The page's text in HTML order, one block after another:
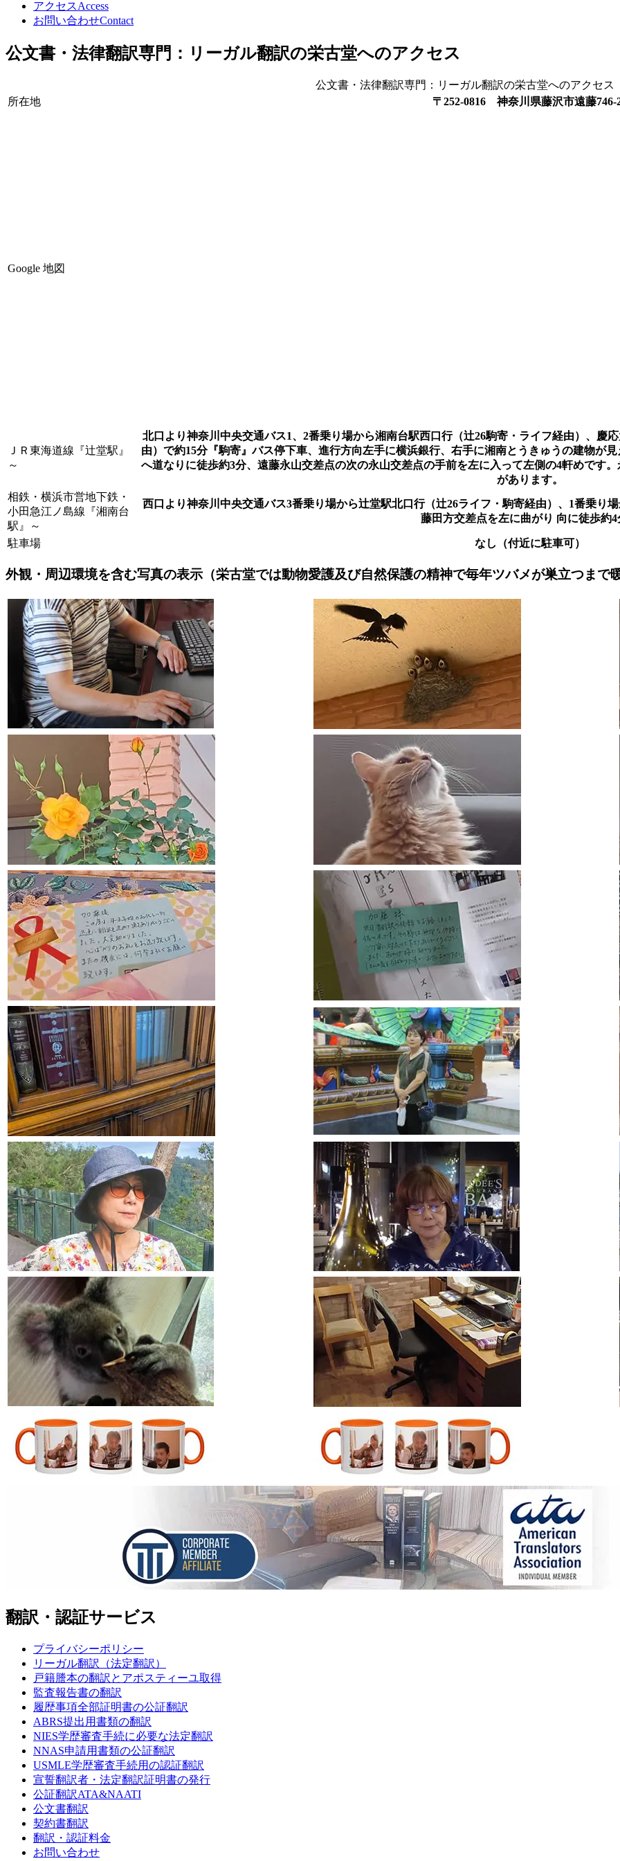
アクセスAccess
お問い合わせContact
公文書・法律翻訳専門：リーガル翻訳の栄古堂へのアクセス
公文書・法律翻訳専門：リーガル翻訳の栄古堂へのアクセス
所在地
〒252-0816 神奈川県藤沢市遠藤746-
Google 地図
ＪＲ東海道線『辻堂駅』
～
北口より神奈川中央交通バス1、2番乗り場から湘南台駅西口行（辻26駒寄・ライフ経由）、慶
由）で約15分『駒寄』バス停下車、進行方向左手に横浜銀行、右手に湘南とうきゅうの建物が
へ道なりに徒歩約3分、遠藤永山交差点の次の永山交差点の手前を左に入って左側の4軒めです
があります。
相鉄・横浜市営地下鉄・
小田急江ノ島線『湘南台
駅』～
西口より神奈川中央交通バス3番乗り場から辻堂駅北口行（辻26ライフ・駒寄経由）、1番乗り
藤田方交差点を左に曲がり 向に徒歩約4
駐車場 なし（付近に駐車可）
外観・周辺環境を含む写真の表示（栄古堂では動物愛護及び自然保護の精神で毎年ツバメが巣立つまで
翻訳・認証サービス
プライバシーポリシー
リーガル翻訳（法定翻訳）
戸籍謄本の翻訳とアポスティーユ取得
監査報告書の翻訳
履歴事項全部証明書の公証翻訳
ABRS提出用書類の翻訳
NIES学歴審査手続に必要な法定翻訳
NNAS申請用書類の公証翻訳
USMLE学歴審査手続用の認証翻訳
宣誓翻訳者・法定翻訳証明書の発行
公証翻訳ATA&NAATI
公文書翻訳
契約書翻訳
翻訳・認証料金
お問い合わせ